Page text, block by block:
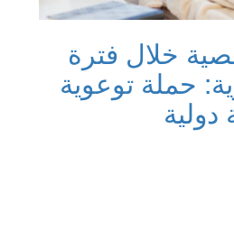
خلال فترة
حملة توعوية